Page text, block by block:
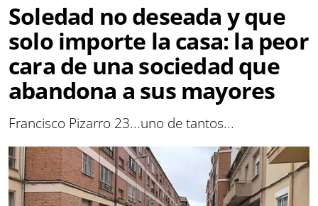
Soledad no deseada y que
solo importe la casa: la peor
cara de una sociedad que
abandona a sus mayores
Francisco Pizarro 23...uno de tantos...